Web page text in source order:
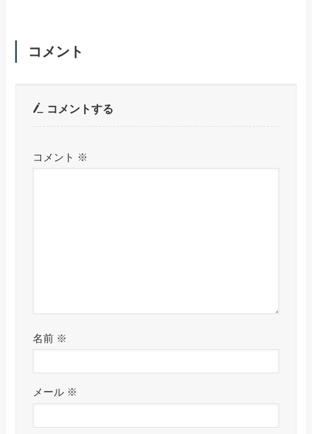
コメント
コメントする
コメント ※
名前 ※
メール ※